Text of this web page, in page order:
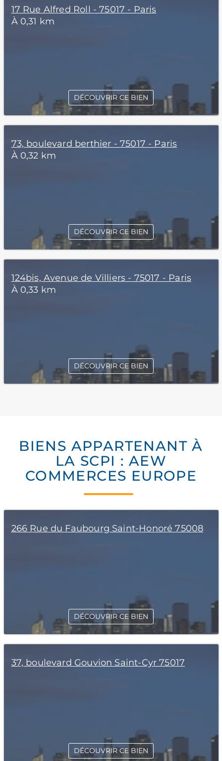
17 Rue Alfred Roll - 75017 - Paris
À 0,31 km
DÉCOUVRIR CE BIEN
73, boulevard berthier - 75017 - Paris
À 0,32 km
DÉCOUVRIR CE BIEN
124bis, Avenue de Villiers - 75017 - Paris
À 0,33 km
DÉCOUVRIR CE BIEN
BIENS APPARTENANT À
LA SCPI : AEW
COMMERCES EUROPE
266 Rue du Faubourg Saint-Honoré 75008
DÉCOUVRIR CE BIEN
37, boulevard Gouvion Saint-Cyr 75017
DÉCOUVRIR CE BIEN